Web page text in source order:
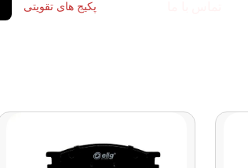
پکیج های تقویتی